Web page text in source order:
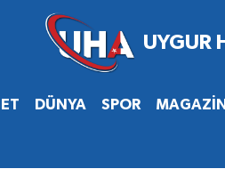
DÜNYA SPOR MAGAZİN